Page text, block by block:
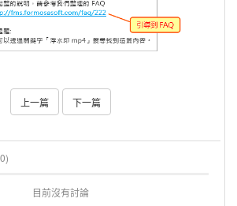
上一篇 下一篇
目前沒有討論